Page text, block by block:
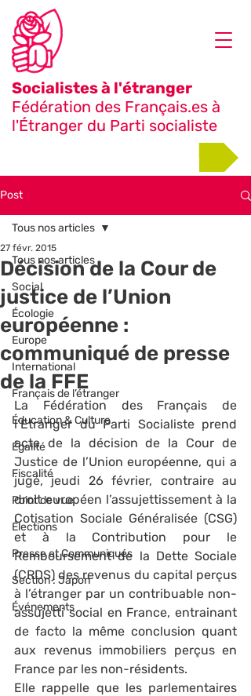
Socialistes à l'étranger
Fédération des Français.es à
l'Étranger du Parti socialiste
Post
Tous nos articles
Social
Écologie
Europe
International
Français de l’étranger
Éducation & Culture
Égalité
Fiscalité
Point de vue
Élections
Presse et Communiqués
Section : Japon
Événements
Tous nos articles
Décision de la Cour de
justice de l’Union
européenne :
communiqué de presse
de la FFE
27 févr. 2015
La Fédération des Français de
l’Etranger du Parti Socialiste prend
acte de la décision de la Cour de
Justice de l’Union européenne, qui a
jugé, jeudi 26 février, contraire au
droit européen l’assujettissement à la
Cotisation Sociale Généralisée (CSG)
et à la Contribution pour le
Remboursement de la Dette Sociale
(CRDS) des revenus du capital perçus
à l’étranger par un contribuable non-
assujetti social en France, entrainant
de facto la même conclusion quant
aux revenus immobiliers perçus en
France par les non-résidents.
Elle rappelle que les parlementaires